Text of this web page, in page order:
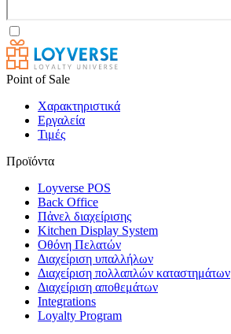
Point of Sale
Χαρακτηριστικά
Εργαλεία
Τιμές
Προϊόντα
Loyverse POS
Back Office
Πἀνελ διαχείρισης
Kitchen Display System
Οθόνη Πελατών
Διαχείριση υπαλλήλων
Διαχείριση πολλαπλών καταστημάτων
Διαχείριση αποθεμάτων
Integrations
Loyalty Program